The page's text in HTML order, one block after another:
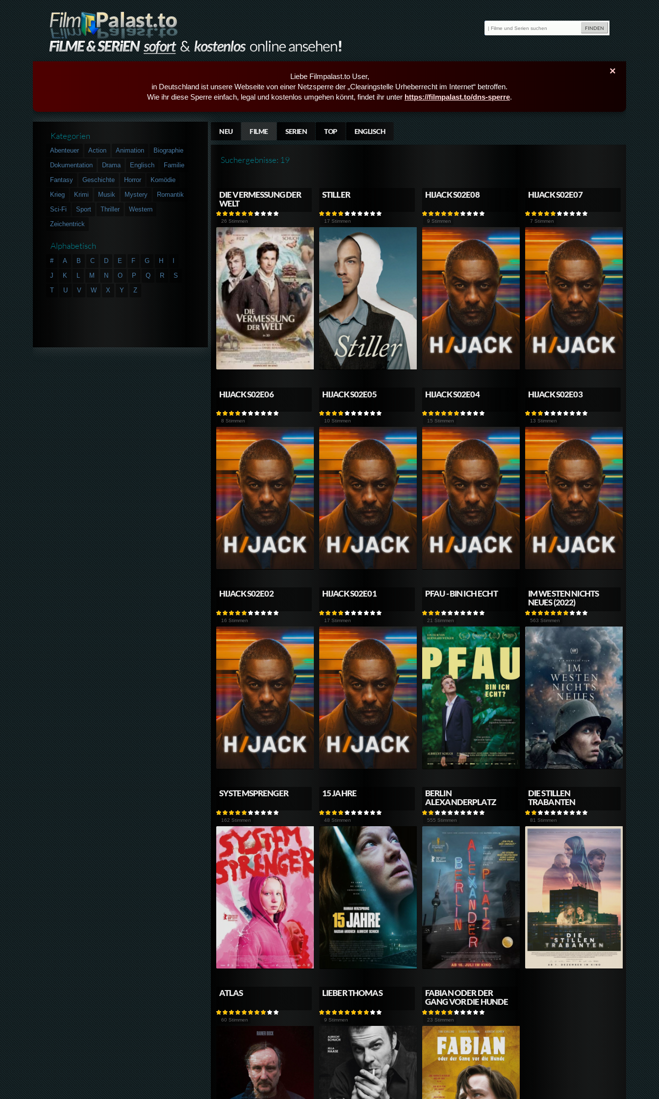
×
Liebe Filmpalast.to User,
in Deutschland ist unsere Webseite von einer Netzsperre der „Clearingstelle Urheberrecht im Internet“ betroffen.
Wie ihr diese Sperre einfach, legal und kostenlos umgehen könnt, findet ihr unter https://filmpalast.to/dns-sperre.
NEU FILME SERIEN TOP ENGLISCH
Suchergebnisse: 19
DIE VERMESSUNG DER
WELT
26 Stimmen
STILLER
17 Stimmen
HIJACK S02E08
9 Stimmen
HIJACK S02E07
7 Stimmen
HIJACK S02E06
8 Stimmen
HIJACK S02E05
10 Stimmen
HIJACK S02E04
15 Stimmen
HIJACK S02E03
13 Stimmen
HIJACK S02E02
16 Stimmen
HIJACK S02E01
17 Stimmen
PFAU - BIN ICH ECHT
21 Stimmen
IM WESTEN NICHTS
NEUES (2022)
563 Stimmen
SYSTEMSPRENGER
162 Stimmen
15 JAHRE
48 Stimmen
BERLIN
ALEXANDERPLATZ
555 Stimmen
DIE STILLEN
TRABANTEN
81 Stimmen
ATLAS
60 Stimmen
LIEBER THOMAS
9 Stimmen
FABIAN ODER DER
GANG VOR DIE HUNDE
23 Stimmen
Kategorien
Abenteuer Action Animation
Biographie
Dokumentation
Drama Englisch
Familie
Fantasy
Geschichte Horror
Komödie
Krieg
Krimi Musik Mystery
Romantik
Sci-Fi
Sport Thriller
Western
Zeichentrick
Alphabetisch
# A B C D E F G H
J
K L M N O P Q R
S
T
U V W X Y Z